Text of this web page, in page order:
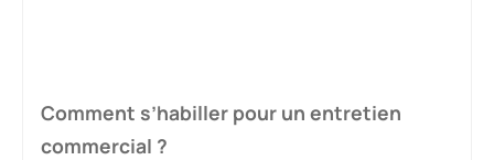
Comment s’habiller pour un entretien
commercial ?